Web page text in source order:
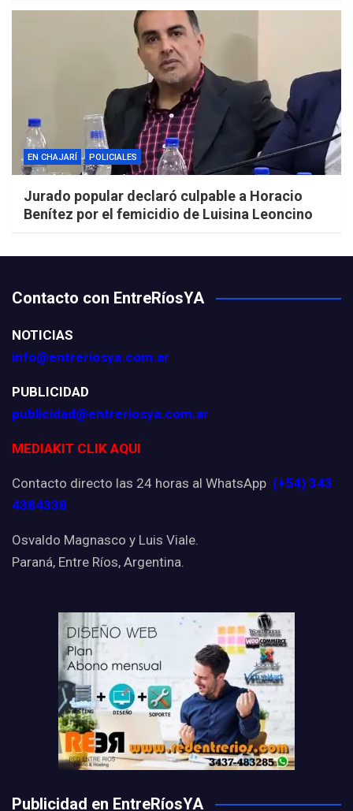
EN CHAJARÍ POLICIALES
Jurado popular declaró culpable a Horacio
Benítez por el femicidio de Luisina Leoncino
Contacto con EntreRíosYA
NOTICIAS
info@entreriosya.com.ar
PUBLICIDAD
publicidad@entreriosya.com.ar
MEDIAKIT CLIK AQUI
Contacto directo las 24 horas al WhatsApp (+54) 343
4384338
Osvaldo Magnasco y Luis Viale.
Paraná, Entre Ríos, Argentina.
Publicidad en EntreRíosYA